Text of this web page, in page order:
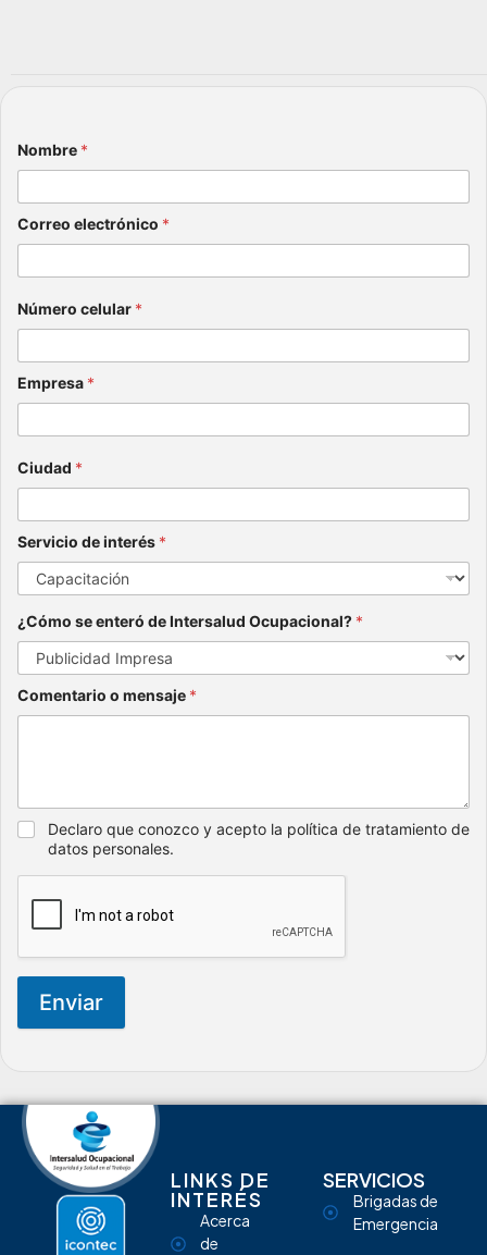
Nombre *
Correo electrónico *
Número celular *
Empresa *
Ciudad *
Servicio de interés *
¿Cómo se enteró de Intersalud Ocupacional? *
Comentario o mensaje *
Declaro que conozco y acepto la política de tratamiento de
datos personales.
Enviar
LINKS DE
INTERÉS
Acerca
de
SERVICIOS
Brigadas de
Emergencia